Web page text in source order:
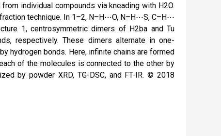
individual compounds via kneading with H2O.
technique. In 1–2, N–H⋯O, N–H⋯S, C–H⋯
1, centrosymmetric dimers of H2ba and Tu
respectively. These dimers alternate in one-
hydrogen bonds. Here, infinite chains are formed
of the molecules is connected to the other by
by powder XRD, TG-DSC, and FT-IR. © 2018